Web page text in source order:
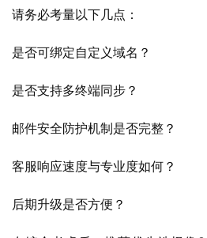
请务必考量以下几点：
是否可绑定自定义域名？
是否支持多终端同步？
邮件安全防护机制是否完整？
客服响应速度与专业度如何？
后期升级是否方便？